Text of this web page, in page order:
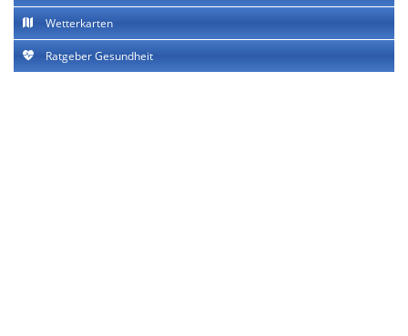
Wetterkarten
Ratgeber Gesundheit